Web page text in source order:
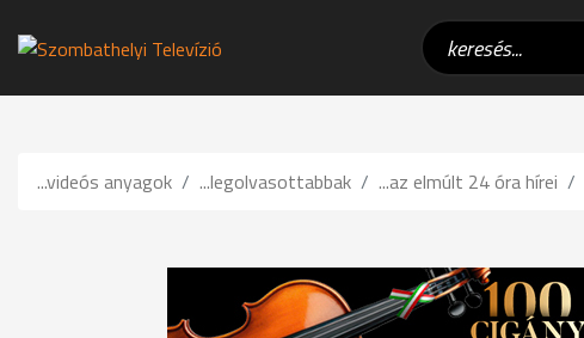
...videós anyagok ...legolvasottabbak ...az elmúlt 24 óra hírei